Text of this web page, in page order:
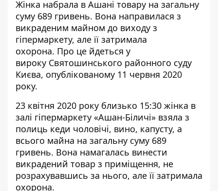
Жінка набрала в Ашані товару на загальну
суму 689 гривень. Вона направилася з
викраденим майном до виходу з
гіпермаркету, але її затримала
охорона. Про це йдеться у
вироку Святошинського районного суду
Києва, опублікованому 11 червня 2020
року.
23 квітня 2020 року близько 15:30 жінка в
залі гіпермаркету «Ашан-Біличі» взяла з
полиць кеди чоловічі, вино, капусту, а
всього майна на загальну суму 689
гривень. Вона намагалась винести
викрадений товар з приміщення, не
розрахувавшись за нього, але її затримала
охорона.